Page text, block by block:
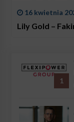
16 kwietnia
Lily Gold –
1